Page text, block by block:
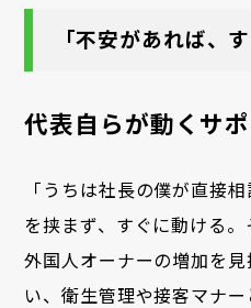
「不安があれば、
代表自らが動くサ
「うちは社長の僕が直接
を挟まず、すぐに動ける。
外国人オーナーの増加を
い、衛生管理や接客マナ